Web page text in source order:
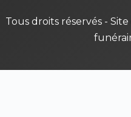
Tous droits réservés -